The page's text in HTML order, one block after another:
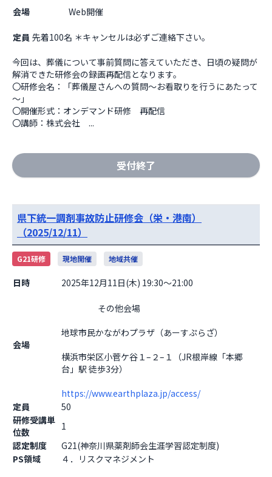
会場
定員 先着100名 ＊キャンセルは必ずご連絡下さい。
今回は、葬儀について事前質問に答えていただき、日頃の疑問が
解消できた研修会の録画再配信となります。
〇研修会名：「葬儀屋さんへの質問～お看取りを行うにあたって
～」
〇開催形式：オンデマンド研修　再配信
〇講師：株式会社　...
受付終了
県下統一調剤事故防止研修会（栄・港南）
（2025/12/11）
G21研修 現地開催 地域共催
日時 2025年12月11日(木) 19:30～21:00
会場
地球市民かながわプラザ（あーすぷらざ）
横浜市栄区小菅ケ谷１–２–１（JR根岸線「本郷
台」駅 徒歩3分）
https://www.earthplaza.jp/access/
定員
50
研修受講単
位数
1
認定制度
G21(神奈川県薬剤師会生涯学習認定制度)
PS領域
４．リスクマネジメント